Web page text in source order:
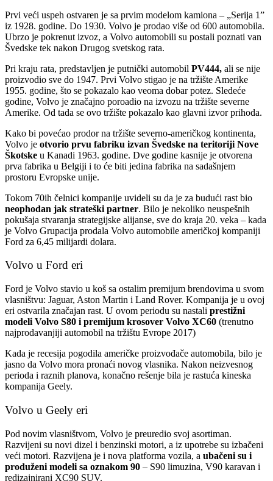
Prvi veći uspeh ostvaren je sa prvim modelom kamiona – „Serija 1”
iz 1928. godine. Do 1930. Volvo je prodao više od 600 automobila.
Ubrzo je pokrenut izvoz, a Volvo automobili su postali poznati van
Švedske tek nakon Drugog svetskog rata.
Pri kraju rata, predstavljen je putnički automobil PV444, ali se nije
proizvodio sve do 1947. Prvi Volvo stigao je na tržište Amerike
1955. godine, što se pokazalo kao veoma dobar potez. Sledeće
godine, Volvo je značajno poroadio na izvozu na tržište severne
Amerike. Od tada se ovo tržište pokazalo kao glavni izvor prihoda.
Kako bi povećao prodor na tržište severno-američkog kontinenta,
Volvo je otvorio prvu fabriku izvan Švedske na teritoriji Nove
Škotske u Kanadi 1963. godine. Dve godine kasnije je otvorena
prva fabrika u Belgiji i to će biti jedina fabrika na sadašnjem
prostoru Evropske unije.
Tokom 70ih čelnici kompanije uvideli su da je za budući rast bio
neophodan jak strateški partner. Bilo je nekoliko neuspešnih
pokušaja stvaranja strategijske alijanse, sve do kraja 20. veka – kada
je Volvo Grupacija prodala Volvo automobile američkoj kompaniji
Ford za 6,45 milijardi dolara.
Volvo u Ford eri
Ford je Volvo stavio u koš sa ostalim premijum brendovima u svom
vlasništvu: Jaguar, Aston Martin i Land Rover. Kompanija je u ovoj
eri ostvarila značajan rast. U ovom periodu su nastali prestižni
modeli Volvo S80 i premijum krosover Volvo XC60 (trenutno
najprodavanjiji automobil na tržištu Evrope 2017)
Kada je recesija pogodila američke proizvođače automobila, bilo je
jasno da Volvo mora pronaći novog vlasnika. Nakon neizvesnog
perioda i raznih planova, konačno rešenje bila je rastuća kineska
kompanija Geely.
Volvo u Geely eri
Pod novim vlasništvom, Volvo je preuredio svoj asortiman.
Razvijeni su novi dizel i benzinski motori, a iz upotrebe su izbačeni
veći motori. Razvijena je i nova platforma vozila, a ubačeni su i
produženi modeli sa oznakom 90 – S90 limuzina, V90 karavan i
redizajnirani XC90 SUV.